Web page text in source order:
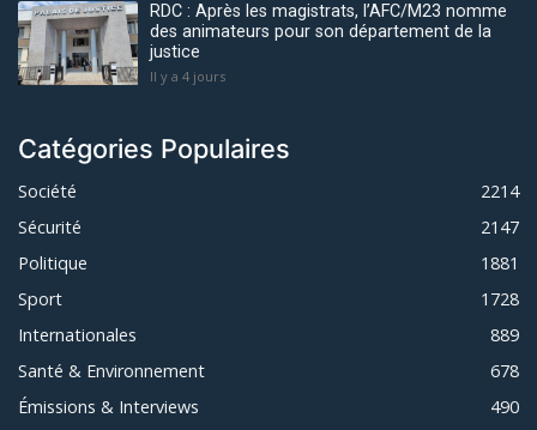
RDC : Après les magistrats, l’AFC/M23 nomme
des animateurs pour son département de la
justice
Il y a 4 jours
Catégories Populaires
Société
2214
Sécurité
2147
Politique
1881
Sport
1728
Internationales
889
Santé & Environnement
678
Émissions & Interviews
490